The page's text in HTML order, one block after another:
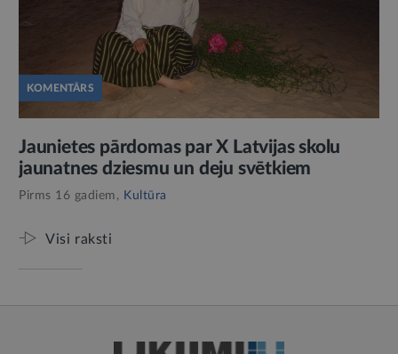
KOMENTĀRS
Jaunietes pārdomas par X Latvijas skolu
jaunatnes dziesmu un deju svētkiem
Pirms 16 gadiem, Kultūra
Visi raksti